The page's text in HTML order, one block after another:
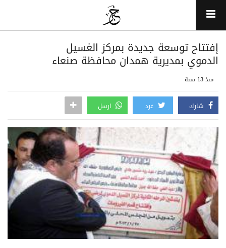
إفتتاح توسعة جديدة بمركز الغسيل
الدموي بمديرية همدان محافظة صنعاء
منذ 13 سنة
شارك غرد ارسل